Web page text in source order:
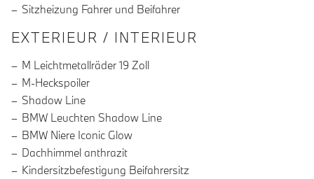
Sitzheizung Fahrer und Beifahrer
EXTERIEUR / INTERIEUR
M Leichtmetallräder 19 Zoll
M-Heckspoiler
Shadow Line
BMW Leuchten Shadow Line
BMW Niere Iconic Glow
Dachhimmel anthrazit
Kindersitzbefestigung Beifahrersitz